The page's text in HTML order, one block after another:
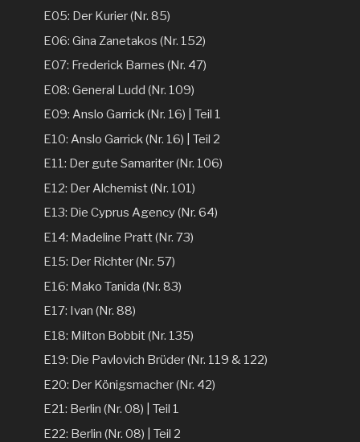
E05: Der Kurier (Nr. 85)
E06: Gina Zanetakos (Nr. 152)
E07: Frederick Barnes (Nr. 47)
E08: General Ludd (Nr. 109)
E09: Anslo Garrick (Nr. 16) | Teil 1
E10: Anslo Garrick (Nr. 16) | Teil 2
E11: Der gute Samariter (Nr. 106)
E12: Der Alchemist (Nr. 101)
E13: Die Cyprus Agency (Nr. 64)
E14: Madeline Pratt (Nr. 73)
E15: Der Richter (Nr. 57)
E16: Mako Tanida (Nr. 83)
E17: Ivan (Nr. 88)
E18: Milton Bobbit (Nr. 135)
E19: Die Pavlovich Brüder (Nr. 119 & 122)
E20: Der Königsmacher (Nr. 42)
E21: Berlin (Nr. 08) | Teil 1
E22: Berlin (Nr. 08) | Teil 2